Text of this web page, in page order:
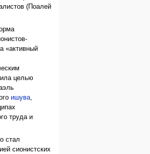
(Поалей
«активный
целью
ишува,
труда и
стал
сионистских